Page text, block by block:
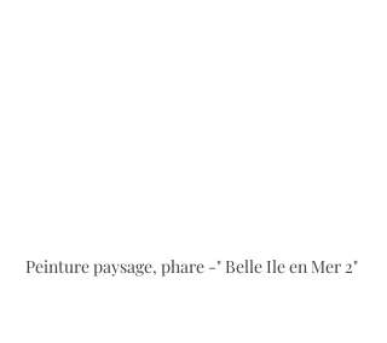
Peinture paysage, phare -" Belle Ile en Mer 2"